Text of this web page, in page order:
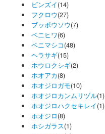
ビンズイ(14)
フクロウ(27)
ブッポウソウ(7)
ベニヒワ(6)
ベニマシコ(48)
ヘラサギ(15)
ホウロクシギ(2)
ホオアカ(8)
ホオジロガモ(10)
ホオジロカンムリヅル(1)
ホオジロハクセキレイ(1)
ホオジロ(8)
ホシガラス(1)